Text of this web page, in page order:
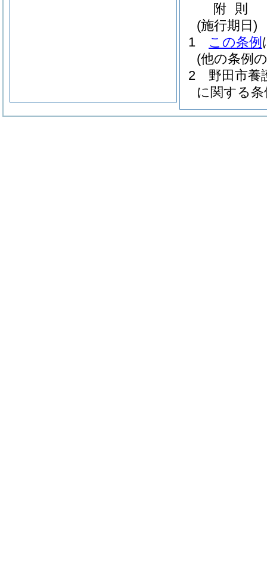
附 則
(施行期日)
1
この条例
(他の条例
2
野田市養
に関する条